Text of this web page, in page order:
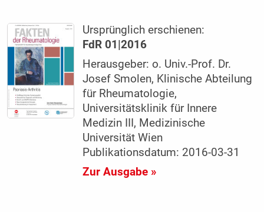
Ursprünglich erschienen:
FdR 01|2016
Herausgeber: o. Univ.-Prof. Dr.
Josef Smolen, Klinische Abteilung
für Rheumatologie,
Universitätsklinik für Innere
Medizin III, Medizinische
Universität Wien
Publikationsdatum: 2016-03-31
Zur Ausgabe »